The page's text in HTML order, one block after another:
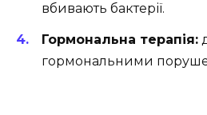
вбивають бактерії.
Гормональна терапія:
гормональними